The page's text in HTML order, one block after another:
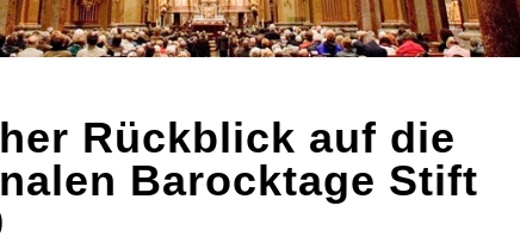
Rückblick auf die
Barocktage Stift